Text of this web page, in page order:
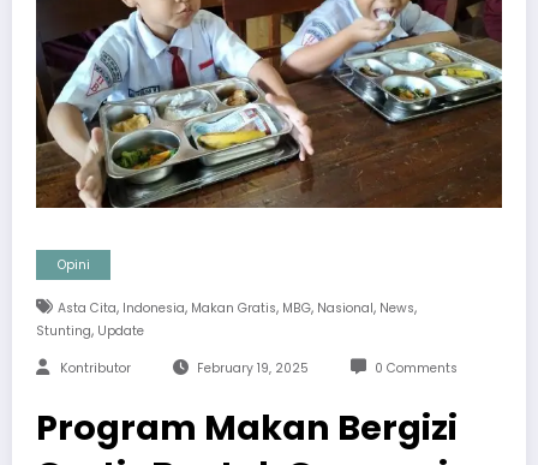
Opini
Asta Cita, Indonesia, Makan Gratis, MBG, Nasional, News,
Stunting, Update
Kontributor February 19, 2025 0 Comments
Program Makan Bergizi